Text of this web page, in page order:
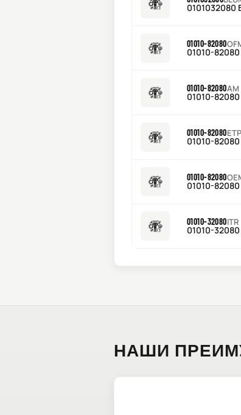
0101032080
01010-82080
01010-
01010-82080AM
01010-
01010-82080ETP
01010-
01010-82080
01010-
01010-32080ITR
01010-
НАШИ